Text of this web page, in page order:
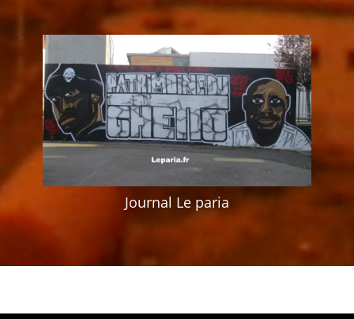
Journal Le paria